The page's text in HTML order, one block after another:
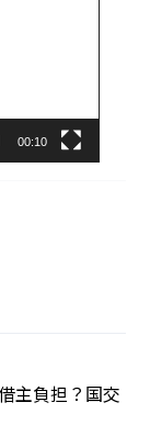
00:10
主負担？国交